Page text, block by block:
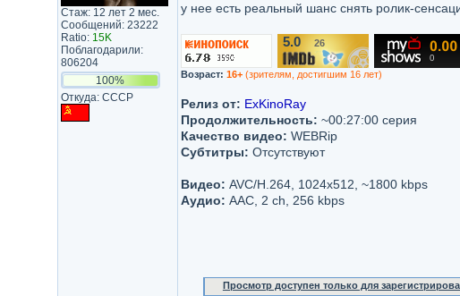
Стаж: 12 лет 2 мес.
Сообщений: 23222
Ratio: 15K
Поблагодарили:
806204
100%
Откуда: CCCP
у нее есть реальный шанс снять ролик-
5.0/10 26
Возраст: 16+(зрителям, достигшим 16 лет)
Релиз от: ExKinoRay
Продолжительность: ~00:27:00 серия
Качество видео: WEBRip
Субтитры: Отсутствуют
Видео: AVC/H.264, 1024x512, ~1800 kbps
Аудио: AAC, 2 ch, 256 kbps
Просмотр доступен только для